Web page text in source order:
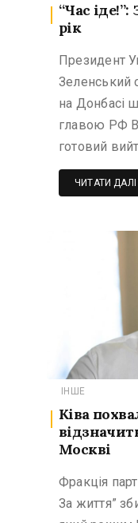
“Час
рік
Президент
Зеленський
на Донбасі
главою РФ
готовий
ЧИТАТИ ДАЛІ
ІНШЕ
Ківа
Москві
Фракція
За життя”